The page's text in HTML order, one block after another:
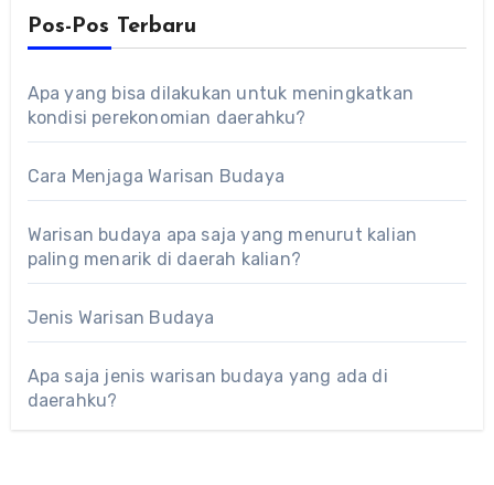
Pos-Pos Terbaru
Apa yang bisa dilakukan untuk meningkatkan
kondisi perekonomian daerahku?
Cara Menjaga Warisan Budaya
Warisan budaya apa saja yang menurut kalian
paling menarik di daerah kalian?
Jenis Warisan Budaya
Apa saja jenis warisan budaya yang ada di
daerahku?